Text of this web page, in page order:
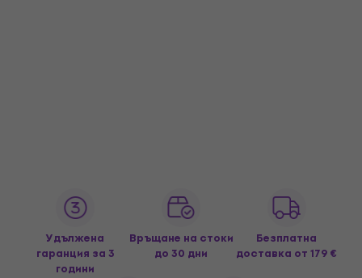
Удължена
гаранция за 3
години
Връщане на стоки
до 30 дни
Безплатна
доставка от 179 €